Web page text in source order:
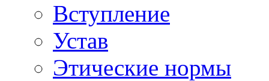
Вступление
Устав
Этические нормы